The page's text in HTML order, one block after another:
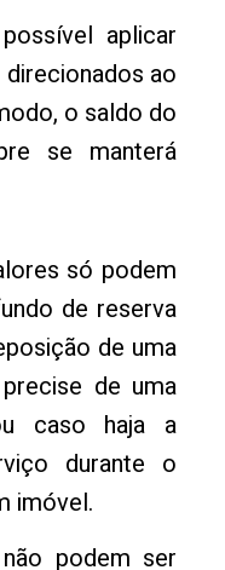
aplicar
ao
o saldo do
se manterá
só podem
de reserva
de uma
de uma
caso haja a
durante o
imóvel.
podem ser